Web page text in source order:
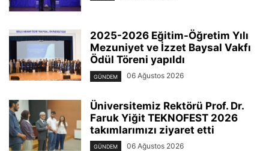
2025-2026 Eğitim-Öğretim Yılı
Mezuniyet ve İzzet Baysal Vakfı
Ödül Töreni yapıldı
GÜNDEM 06 Ağustos 2026
Üniversitemiz Rektörü Prof. Dr.
Faruk Yiğit TEKNOFEST 2026
takımlarımızı ziyaret etti
GÜNDEM 06 Ağustos 2026